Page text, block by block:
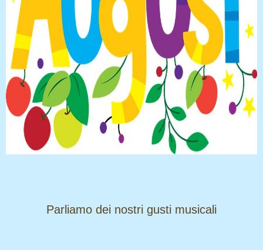
​​​​​​​Parliamo dei nostri gusti musicali